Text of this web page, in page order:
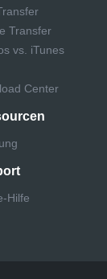
Transfer
vs. iTunes
Center
Hilfe